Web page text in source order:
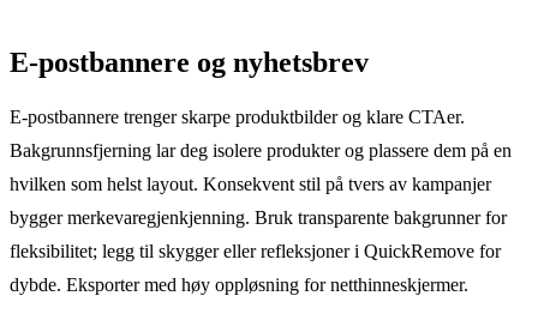
E-postbannere og nyhetsbrev
E-postbannere trenger skarpe produktbilder og klare CTAer.
Bakgrunnsfjerning lar deg isolere produkter og plassere dem på en
hvilken som helst layout. Konsekvent stil på tvers av kampanjer
bygger merkevaregjenkjenning. Bruk transparente bakgrunner for
fleksibilitet; legg til skygger eller refleksjoner i QuickRemove for
dybde. Eksporter med høy oppløsning for netthinneskjermer.